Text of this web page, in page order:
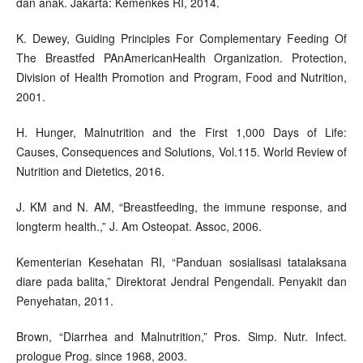
K. Dewey, Guiding Principles For Complementary Feeding Of
The Breastfed PAnAmericanHealth Organization. Protection,
Division of Health Promotion and Program, Food and Nutrition,
2001.
H. Hunger, Malnutrition and the First 1,000 Days of Life:
Causes, Consequences and Solutions, Vol.115. World Review of
Nutrition and Dietetics, 2016.
J. KM and N. AM, “Breastfeeding, the immune response, and
longterm health.,” J. Am Osteopat. Assoc, 2006.
Kementerian Kesehatan RI, “Panduan sosialisasi tatalaksana
diare pada balita,” Direktorat Jendral Pengendali. Penyakit dan
Penyehatan, 2011.
Brown, “Diarrhea and Malnutrition,” Pros. Simp. Nutr. Infect.
prologue Prog. since 1968, 2003.